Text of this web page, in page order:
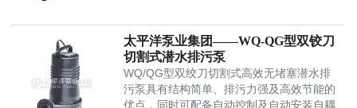
太平洋泵业集团——WQ-QG型双铰刀
切割式潜水排污泵
WQ/QG型双绞刀切割式高效无堵塞潜水排
污泵具有结构简单、排污力强及高效节能的
优点，同时可配备自动控制及自动安装自耦